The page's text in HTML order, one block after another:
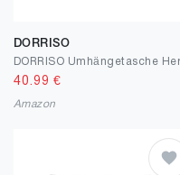
DORRISO
40.99 €
Amazon